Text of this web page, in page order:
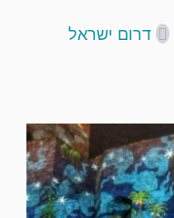
דרום ישראל